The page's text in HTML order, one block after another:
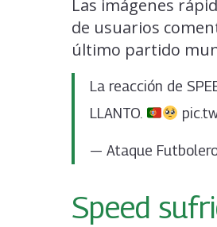
Las imágenes
de usuarios
último partido
La reacción de
LLANTO.
— Ataque
Speed